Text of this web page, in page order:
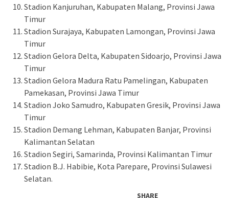
Stadion Kanjuruhan, Kabupaten Malang, Provinsi Jawa
Timur
Stadion Surajaya, Kabupaten Lamongan, Provinsi Jawa
Timur
Stadion Gelora Delta, Kabupaten Sidoarjo, Provinsi Jawa
Timur
Stadion Gelora Madura Ratu Pamelingan, Kabupaten
Pamekasan, Provinsi Jawa Timur
Stadion Joko Samudro, Kabupaten Gresik, Provinsi Jawa
Timur
Stadion Demang Lehman, Kabupaten Banjar, Provinsi
Kalimantan Selatan
Stadion Segiri, Samarinda, Provinsi Kalimantan Timur
Stadion B.J. Habibie, Kota Parepare, Provinsi Sulawesi
Selatan.
SHARE